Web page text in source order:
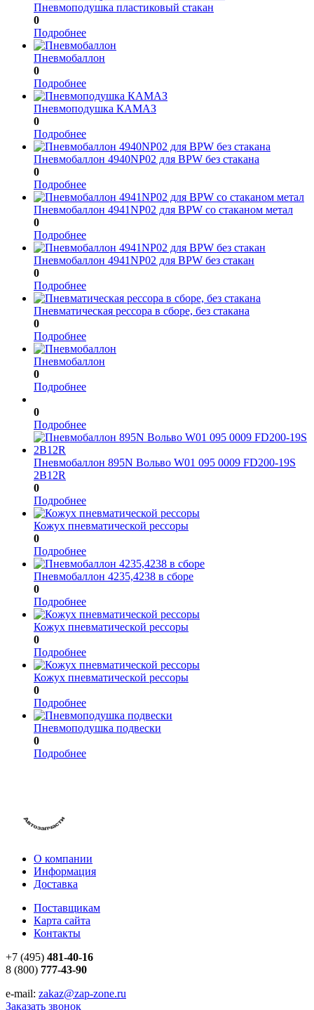
Пневмоподушка пластиковый стакан
0
Подробнее
Пневмобаллон
0
Подробнее
Пневмоподушка КАМАЗ
0
Подробнее
Пневмобаллон 4940NP02 для BPW без стакана
0
Подробнее
Пневмобаллон 4941NP02 для BPW со стаканом метал
0
Подробнее
Пневмобаллон 4941NP02 для BPW без стакан
0
Подробнее
Пневматическая рессора в сборе, без стакана
0
Подробнее
Пневмобаллон
0
Подробнее
0
Подробнее
Пневмобаллон 895N Вольво W01 095 0009 FD200-19S
2B12R
0
Подробнее
Кожух пневматической рессоры
0
Подробнее
Пневмобаллон 4235,4238 в сборе
0
Подробнее
Кожух пневматической рессоры
0
Подробнее
Кожух пневматической рессоры
0
Подробнее
Пневмоподушка подвески
0
Подробнее
О компании
Информация
Доставка
Поставщикам
Карта сайта
Контакты
+7 (495) 481-40-16
8 (800) 777-43-90
e-mail: zakaz@zap-zone.ru
Заказать звонок